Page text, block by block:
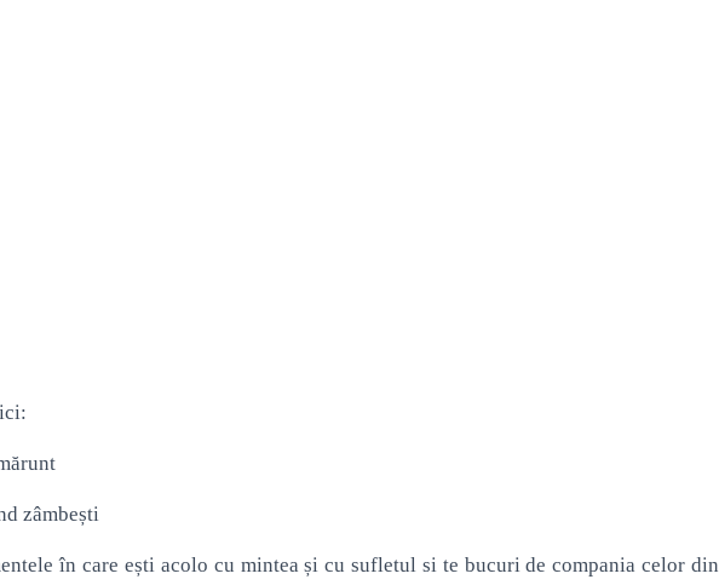
zâmbești
în care ești acolo cu mintea și cu sufletul si te bucuri de compania celor din